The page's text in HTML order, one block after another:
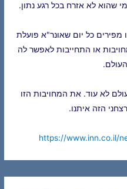
שהוא לא אזרח בכל רגע נתון.
כל יום שאונר"א פועלת
או התחייבות לאפשר לה
לא עוד. את המחויבות הזו
הזה איתנו.
https://www.inn.co.il/